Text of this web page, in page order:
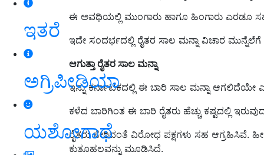
ಇತರೆ
ಅಗ್ರಿಪೀಡಿಯಾ
ಯಶೋಗಾಥೆ
ಈ ಅವಧಿಯಲ್ಲಿ ಮುಂಗಾರು ಹಾಗೂ ಹಿಂಗಾರು ಎರಡೂ ಸಹ
ಇದೇ ಸಂದರ್ಭದಲ್ಲಿ ರೈತರ ಸಾಲ ಮನ್ನಾ ವಿಚಾರ
ಆಗುತ್ತಾ ರೈತರ ಸಾಲ ಮನ್ನಾ
ಇನ್ನು ಕರ್ನಾಟಕದಲ್ಲಿ ಈ ಬಾರಿ ಸಾಲ ಮನ್ನಾ ಆಗಲಿದೆಯೇ
ಕಳೆದ ಬಾರಿಗಿಂತ ಈ ಬಾರಿ ರೈತರು ಹೆಚ್ಚು ಕಷ್ಟದಲ್ಲಿ
ರೈತರು ಸೇರಿದಂತೆ ವಿರೋಧ ಪಕ್ಷಗಳು ಸಹ ಆಗ್ರಹಿಸಿವೆ.
ಕುತೂಹಲವನ್ನು ಮೂಡಿಸಿದೆ.